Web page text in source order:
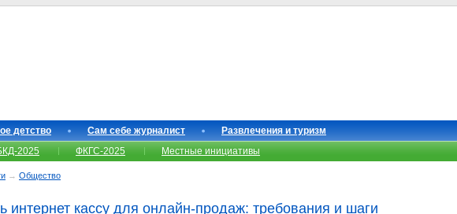
детство Сам себе журналист
Развлечения и туризм
2025 ФКГС-2025 Местные инициативы
→ Общество
интернет кассу для онлайн-продаж: требования и шаги